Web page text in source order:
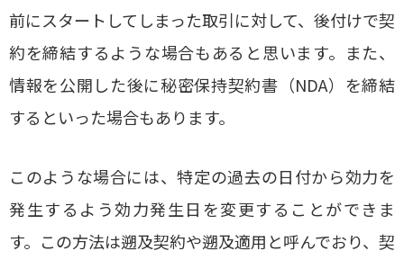
前にスタートしてしまった取引に対して、後付けで契
約を締結するような場合もあると思います。また、
情報を公開した後に秘密保持契約書（NDA）を締結
するといった場合もあります。
このような場合には、特定の過去の日付から効力を
発生するよう効力発生日を変更することができま
す。この方法は遡及契約や遡及適用と呼んでおり、契